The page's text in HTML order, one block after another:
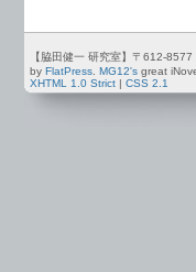
【脇田健一 研究室】〒612-
by FlatPress. MG12's great
XHTML 1.0 Strict
CSS 2.1